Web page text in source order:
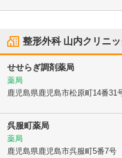
整形外科 山内クリニッ
せせらぎ調剤薬局
薬局
鹿児島県鹿児島市松原町14番31
呉服町薬局
薬局
鹿児島県鹿児島市呉服町5番7号